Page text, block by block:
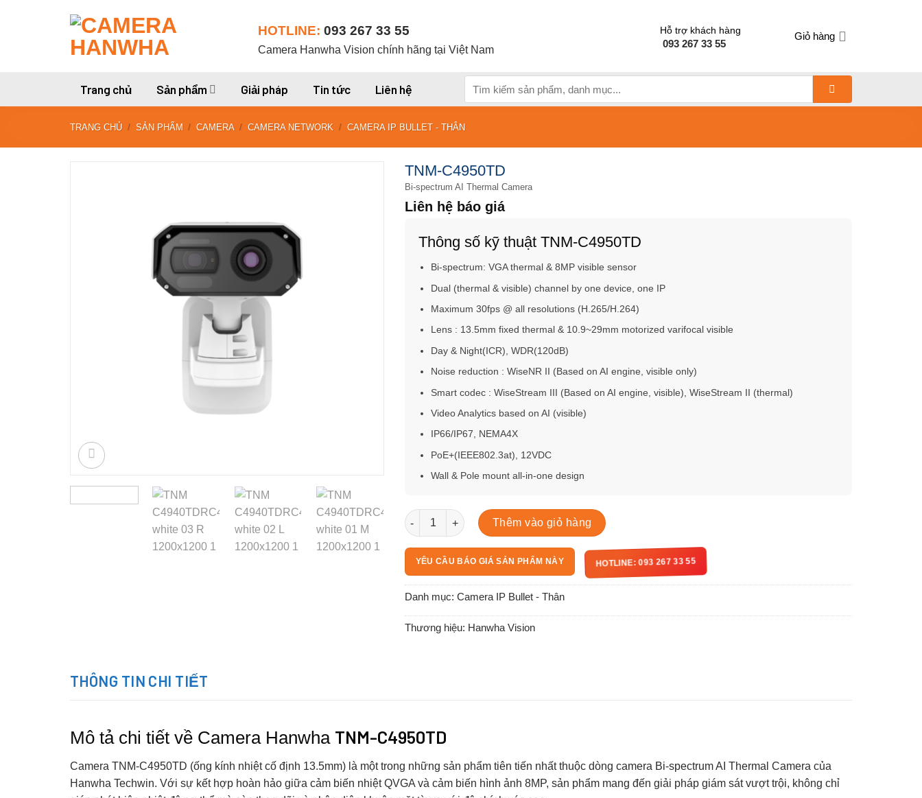
HOTLINE: 093 267 33 55
Camera Hanwha Vision chính hãng tại Việt Nam
Hỗ trợ khách hàng
093 267 33 55
Giỏ hàng
Trang chủ Sản phẩm Giải pháp Tin tức Liên hệ
kiếm:
TRANG CHỦ / SẢN PHẨM / CAMERA / CAMERA NETWORK / CAMERA IP BULLET - THÂN
TNM-C4950TD
Bi-spectrum AI Thermal Camera
Liên hệ báo giá
Thông số kỹ thuật TNM-C4950TD
Bi-spectrum: VGA thermal & 8MP visible sensor
Dual (thermal & visible) channel by one device, one IP
Maximum 30fps @ all resolutions (H.265/H.264)
Lens : 13.5mm fixed thermal & 10.9~29mm motorized varifocal visible
Day & Night(ICR), WDR(120dB)
Noise reduction : WiseNR II (Based on AI engine, visible only)
Smart codec : WiseStream III (Based on AI engine, visible), WiseStream II (thermal)
Video Analytics based on AI (visible)
IP66/IP67, NEMA4X
PoE+(IEEE802.3at), 12VDC
Wall & Pole mount all-in-one design
TNM-C4950TD số lượng
Thêm vào giỏ hàng
YÊU CẦU BÁO GIÁ SẢN PHẨM NÀY HOTLINE: 093 267 33 55
Danh mục: Camera IP Bullet - Thân
Thương hiệu: Hanwha Vision
THÔNG TIN CHI TIẾT
Mô tả chi tiết về Camera Hanwha TNM-C4950TD
Camera TNM-C4950TD (ống kính nhiệt cố định 13.5mm) là một trong những sản phẩm tiên tiến nhất thuộc dòng camera Bi-spectrum AI Thermal Camera của
Hanwha Techwin. Với sự kết hợp hoàn hảo giữa cảm biến nhiệt QVGA và cảm biến hình ảnh 8MP, sản phẩm mang đến giải pháp giám sát vượt trội, không chỉ